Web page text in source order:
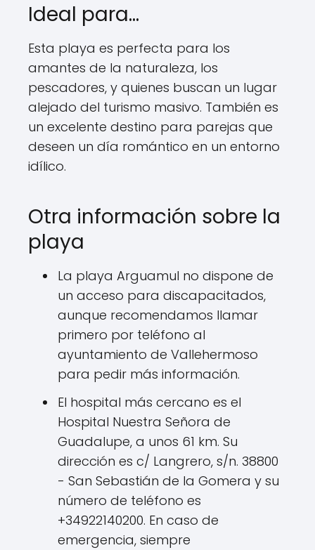
Ideal para…
Esta playa es perfecta para los
amantes de la naturaleza, los
pescadores, y quienes buscan un lugar
alejado del turismo masivo. También es
un excelente destino para parejas que
deseen un día romántico en un entorno
idílico.
Otra información sobre la
playa
La playa Arguamul no dispone de
un acceso para discapacitados,
aunque recomendamos llamar
primero por teléfono al
ayuntamiento de Vallehermoso
para pedir más información.
El hospital más cercano es el
Hospital Nuestra Señora de
Guadalupe, a unos 61 km. Su
dirección es c/ Langrero, s/n. 38800
- San Sebastián de la Gomera y su
número de teléfono es
+34922140200. En caso de
emergencia, siempre